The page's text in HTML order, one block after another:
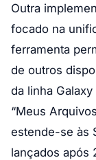
Outra
focado na
ferramenta
de outros
da linha
“Meus
estende-se às
lançados após